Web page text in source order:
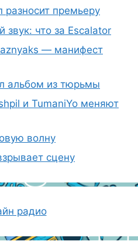
разносит премьеру
звук: что за Escalator
— манифест
альбом из тюрьмы
и TumaniYo меняют
волну
сцену